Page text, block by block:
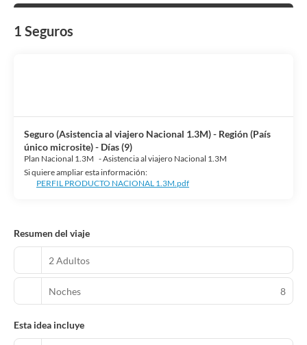
1 Seguros
Seguro (Asistencia al viajero Nacional 1.3M) - Región (País
único microsite) - Días (9)
Plan Nacional 1.3M -Asistencia al viajero Nacional 1.3M
Si quiere ampliar esta información:
PERFIL PRODUCTO NACIONAL 1.3M.pdf
Resumen del viaje
2 Adultos
Noches 8
Esta idea incluye